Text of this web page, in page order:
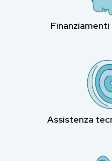
Finanziamenti
Assistenza